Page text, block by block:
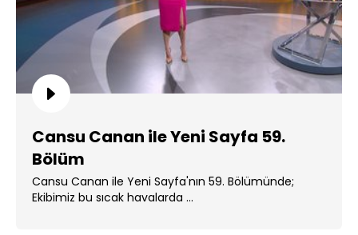
Cansu Canan ile Yeni Sayfa 59.
Bölüm
Cansu Canan ile Yeni Sayfa'nın 59. Bölümünde;
Ekibimiz bu sıcak havalarda ...